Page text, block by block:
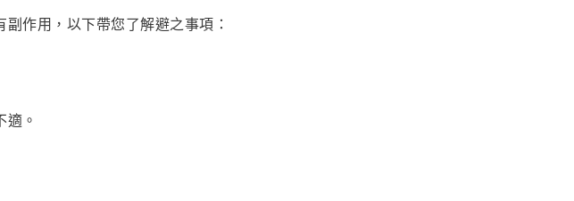
作用，以下帶您了解避之事項：
適。